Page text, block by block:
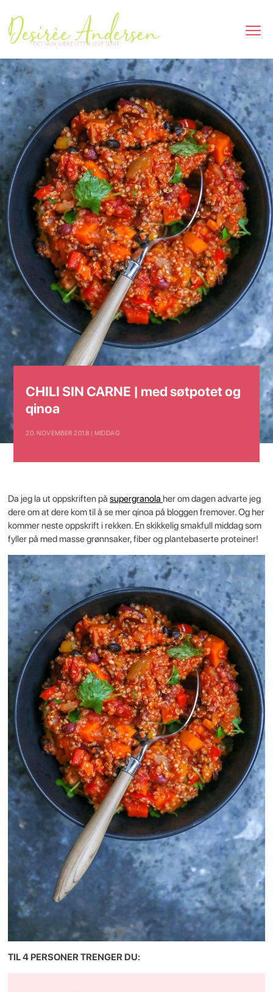
CHILI SIN CARNE | med søtpotet og
qinoa
20. NOVEMBER 2018 | MIDDAG
Da jeg la ut oppskriften på supergranola her om dagen advarte jeg
dere om at dere kom til å se mer qinoa på bloggen fremover. Og her
kommer neste oppskrift i rekken. En skikkelig smakfull middag som
fyller på med masse grønnsaker, fiber og plantebaserte proteiner!
TIL 4 PERSONER TRENGER DU: